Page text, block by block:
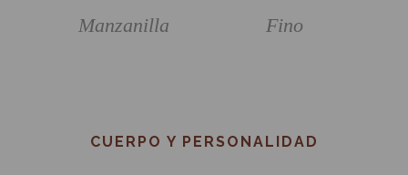
Manzanilla Fino
CUERPO Y PERSONALIDAD